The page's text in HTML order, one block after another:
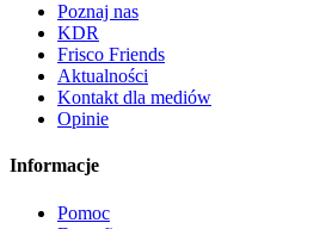
Poznaj nas
KDR
Frisco Friends
Aktualności
Kontakt dla mediów
Opinie
Informacje
Pomoc